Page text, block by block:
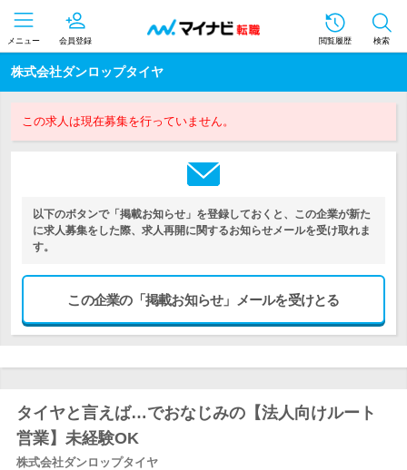
メニュー 会員登録 閲覧履歴 検索
株式会社ダンロップタイヤ
この求人は現在募集を行っていません。
以下のボタンで「掲載お知らせ」を登録しておくと、この企業が新た
に求人募集をした際、求人再開に関するお知らせメールを受け取れま
す。
この企業の「掲載お知らせ」メールを受けとる
タイヤと言えば…でおなじみの【法人向けルート
営業】未経験OK
株式会社ダンロップタイヤ